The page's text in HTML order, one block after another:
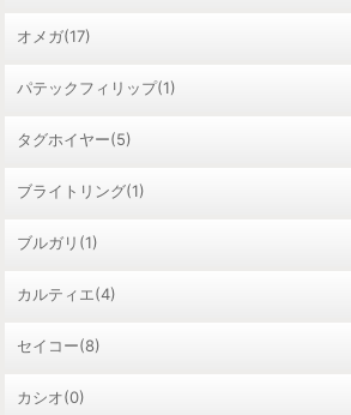
オメガ(17)
パテックフィリップ(1)
タグホイヤー(5)
ブライトリング(1)
ブルガリ(1)
カルティエ(4)
セイコー(8)
カシオ(0)